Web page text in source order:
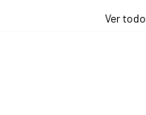
Ver todo